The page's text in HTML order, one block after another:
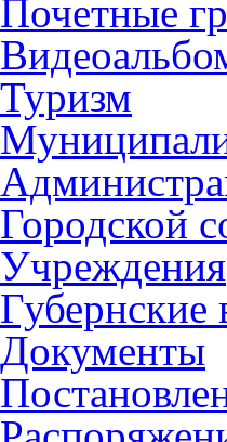
Почетные
Туризм
Городской
Учреждения
Губернские
Документы